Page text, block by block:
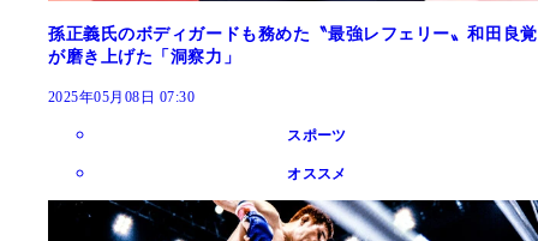
孫正義氏のボディガードも務めた〝最強レフェリー〟和田良覚
が磨き上げた「洞察力」
2025年05月08日 07:30
スポーツ
オススメ